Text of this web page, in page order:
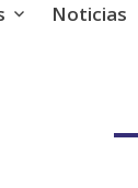
Noticias